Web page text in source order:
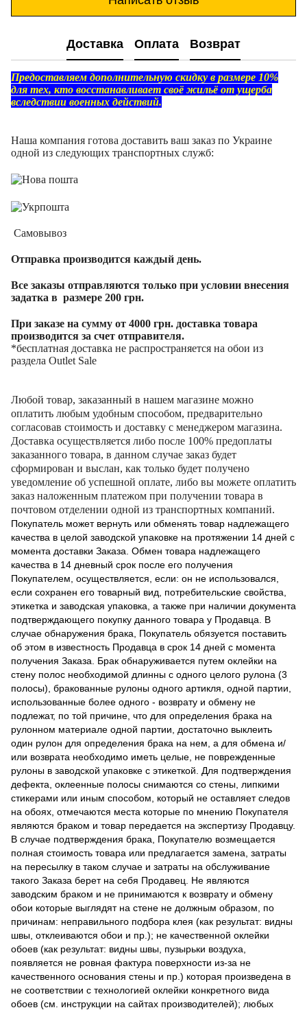
Доставка Оплата Возврат
Предоставляем дополнительную скидку в размере 10%
для тех, кто восстанавливает своё жильё от ущерба
вследствии военных действий.
Наша компания готова доставить ваш заказ по Украине
одной из следующих транспортных служб:
Самовывоз
Отправка производится каждый день.
Все заказы отправляются только при условии внесения
задатка в размере 200 грн.
При заказе на сумму от 4000 грн. доставка товара
производится за счет отправителя.
*бесплатная доставка не распространяется на обои из
раздела Outlet Sale
Любой товар, заказанный в нашем магазине можно
оплатить любым удобным способом, предварительно
согласовав стоимость и доставку с менеджером магазина.
Доставка осуществляется либо после 100% предоплаты
заказанного товара, в данном случае заказ будет
сформирован и выслан, как только будет получено
уведомление об успешной оплате, либо вы можете оплатить
заказ наложенным платежом при получении товара в
почтовом отделении одной из транспортных компаний.
Покупатель может вернуть или обменять товар надлежащего
качества в целой заводской упаковке на протяжении 14 дней с
момента доставки Заказа. Обмен товара надлежащего
качества в 14 дневный срок после его получения
Покупателем, осуществляется, если: он не использовался,
если сохранен его товарный вид, потребительские свойства,
этикетка и заводская упаковка, а также при наличии документа
подтверждающего покупку данного товара у Продавца. В
случае обнаружения брака, Покупатель обязуется поставить
об этом в известность Продавца в срок 14 дней с момента
получения Заказа. Брак обнаруживается путем оклейки на
стену полос необходимой длинны с одного целого рулона (3
полосы), бракованные рулоны одного артикля, одной партии,
использованные более одного - возврату и обмену не
подлежат, по той причине, что для определения брака на
рулонном материале одной партии, достаточно выклеить
один рулон для определения брака на нем, а для обмена и/
или возврата необходимо иметь целые, не поврежденные
рулоны в заводской упаковке с этикеткой. Для подтверждения
дефекта, оклеенные полосы снимаются со стены, липкими
стикерами или иным способом, который не оставляет следов
на обоях, отмечаются места которые по мнению Покупателя
являются браком и товар передается на экспертизу Продавцу.
В случае подтверждения брака, Покупателю возмещается
полная стоимость товара или предлагается замена, затраты
на пересылку в таком случае и затраты на обслуживание
такого Заказа берет на себя Продавец. Не являются
заводским браком и не принимаются к возврату и обмену
обои которые выглядят на стене не должным образом, по
причинам: неправильного подбора клея (как результат: видны
швы, отклеиваются обои и пр.); не качественной оклейки
обоев (как результат: видны швы, пузырьки воздуха,
появляется не ровная фактура поверхности из-за не
качественного основания стены и пр.) которая произведена в
не соответствии с технологией оклейки конкретного вида
обоев (см. инструкции на сайтах производителей); любых